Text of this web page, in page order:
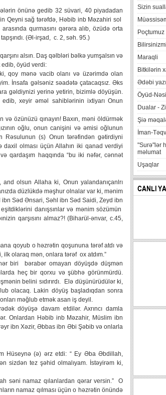
önünə gedib 32 süvari, 40 piyadadan
Qeyni sağ tərəfdə, Həbib inb Məzahiri sol
qurmasını qərəra alıb, özüdə orta
(Əl-irşad, c. 2, səh. 95.)
alsın. Daş qəlbləri bəlkə yumşalsın və
edib, öyüd verdi:
qoy mənə vacib olanı və üzərimdə olan
İnsafa gəlsəniz səadətə çatacaqsız. Əks
gəldiynizi yerinə yetirin, bizimlə döyüşün.
xeyir əməl sahiblərinin ixtiyarı Onun
özünüzü qınayın! Baxın, məni öldürmək
oğlu, onun canişini və əmisi oğlunun
Rəsulunun (s) Onun tərəfindən gətirdiyni
olması üçün Allahın iki qanad verdiyi
qardaşım haqqında “bu iki nəfər, cənnət
olsun Allaha ki, Onun yalandanıçanlrı
düzlükdə məşhur olnalar var ki, mənim
Səd Ənsari, Səhl ibn Səd Saidi, Zeyd ibn
danışsınlar və mənim sözümün
qarşısını almaz?! (Biharül-ənvar, c.45,
qoyub o həzrətin qoşununa tərəf atdı və
ilk olaraq mən, onlara tərəf ox atdım.”
biri bərabər omayan döyüşdə düşmən
heç bir qorxu və şübhə görünmürdü.
belini sıdırırdı. Elə düşünürüdülər ki,
olacaq. Lakin döyüş başladıqdan sonra
məğlub etmək asan iş deyil.
döyüşə davam etdilər. Axrıncı damla
Onlardan Həbib inb Məzahir, Müslim ibn
ibn Xəzir, Əbbas ibn Əbi Şəbib və onlarla
Hüseynə (ə) ərz etdi: “ Ey Əba Əbdillah,
sizdən tez şəhid olmalıyam. İstəyirəm ki,
səni namaz qılanlardan qərar versin.” O
namaz qılması üçün o həzrətin önündə
Sizin
Poçtumuz
Bilirsinizmi
Maraqli
Bitkilərin
Ədəbi
Öyüd-
Dualar -
Şiə
İman-
"Surə"lər
məlumat
Uşaqlar
CANLI